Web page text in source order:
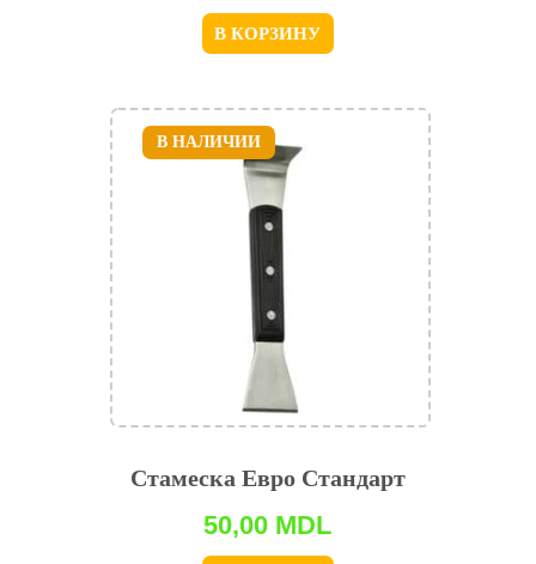
В КОРЗИНУ
Стамеска Евро Стандарт
50,00 MDL
В НАЛИЧИИ